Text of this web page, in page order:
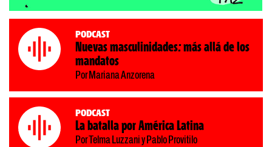
Podcast
Nuevas masculinidades: más allá de los
mandatos
Por Mariana Anzorena
Podcast
La batalla por América Latina
Por Telma Luzzani y Pablo Provitilo